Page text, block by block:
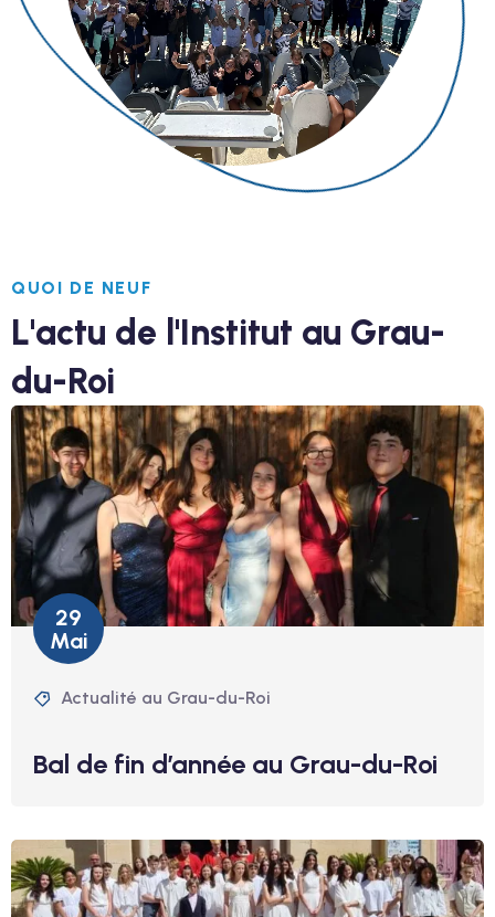
QUOI DE NEUF
L'actu de l'Institut au Grau-
du-Roi
29
Mai
Actualité au Grau-du-Roi
Bal de fin d’année au Grau-du-Roi